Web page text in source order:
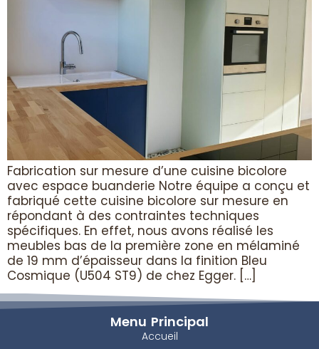
Fabrication sur mesure d’une cuisine bicolore
avec espace buanderie Notre équipe a conçu et
fabriqué cette cuisine bicolore sur mesure en
répondant à des contraintes techniques
spécifiques. En effet, nous avons réalisé les
meubles bas de la première zone en mélaminé
de 19 mm d’épaisseur dans la finition Bleu
Cosmique (U504 ST9) de chez Egger. […]
Menu Principal
Accueil